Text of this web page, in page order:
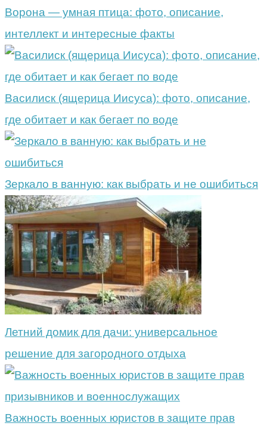
Ворона — умная птица: фото, описание,
интеллект и интересные факты
Василиск (ящерица Иисуса): фото, описание,
где обитает и как бегает по воде
Зеркало в ванную: как выбрать и не ошибиться
Летний домик для дачи: универсальное
решение для загородного отдыха
Важность военных юристов в защите прав